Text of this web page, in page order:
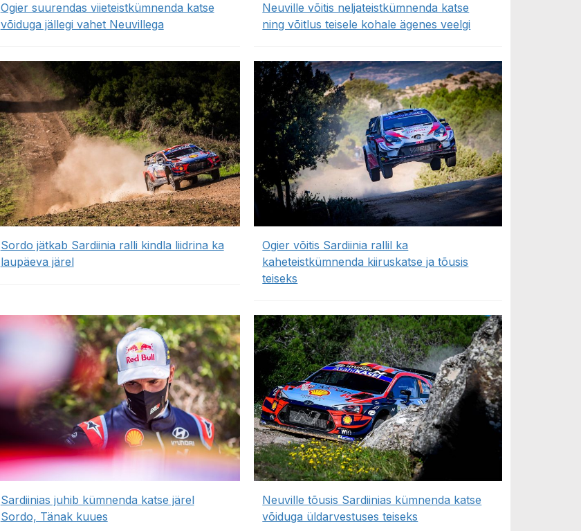
Ogier suurendas viieteistkümnenda katse
võiduga jällegi vahet Neuvillega
Neuville võitis neljateistkümnenda katse
ning võitlus teisele kohale ägenes veelgi
Sordo jätkab Sardiinia ralli kindla liidrina ka
laupäeva järel
Ogier võitis Sardiinia rallil ka
kaheteistkümnenda kiiruskatse ja tõusis
teiseks
Sardiinias juhib kümnenda katse järel
Sordo, Tänak kuues
Neuville tõusis Sardiinias kümnenda katse
võiduga üldarvestuses teiseks